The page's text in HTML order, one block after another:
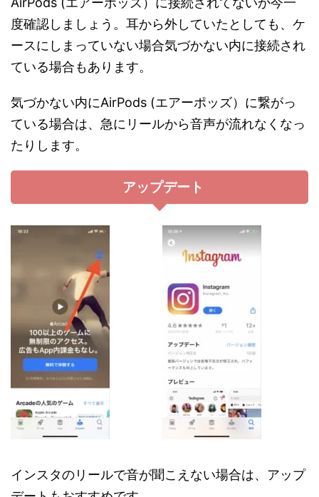
度確認しましょう。耳から外していたとしても、ケ
ースにしまっていない場合気づかない内に接続され
ている場合もあります。
気づかない内にAirPods (エアーポッズ）に繋がっ
ている場合は、急にリールから音声が流れなくなっ
たりします。
アップデート
インスタのリールで音が聞こえない場合は、アップ